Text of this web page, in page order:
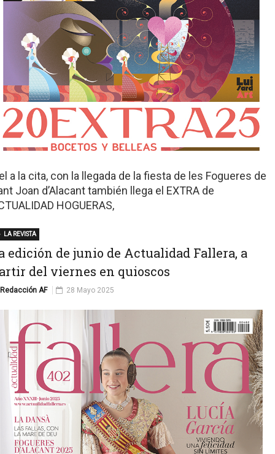
a la cita, con la llegada de la fiesta de les Fogueres de
Joan d’Alacant también llega el EXTRA de
HOGUERAS,
edición de junio de Actualidad Fallera, a
del viernes en quioscos
Redacción AF
LA REVISTA
28 Mayo 2025